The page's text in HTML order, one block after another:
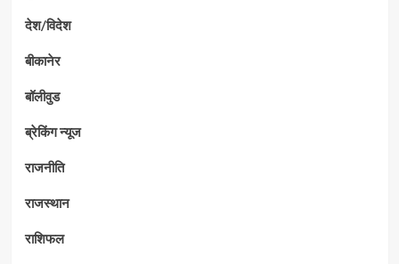
देश/विदेश
बीकानेर
बॉलीवुड
ब्रेकिंग न्यूज
राजनीति
राजस्थान
राशिफल